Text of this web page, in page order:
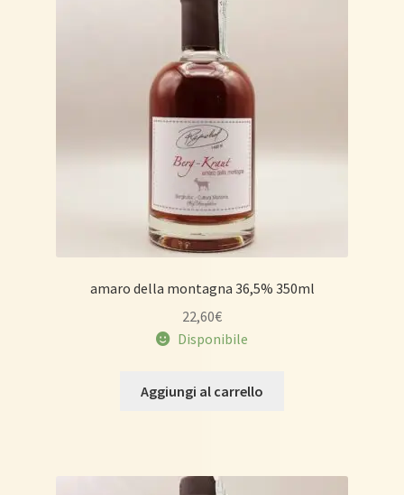
amaro della montagna 36,5% 350ml
22,60€
Disponibile
Aggiungi al carrello